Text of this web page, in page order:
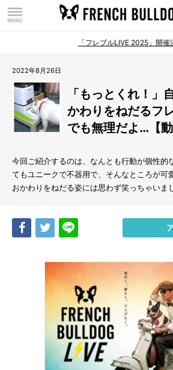
「フレブルLIVE 2025」開催
2022年8月26日
「もっとくれ！」
かわりをねだるフ
でも無理だよ…【動
今回ご紹介するのは、なんとも行動が個性的
てもユニークで不器用で、そんなところが可
おかわりをねだる姿には思わず笑っちゃいま
Share Tweet